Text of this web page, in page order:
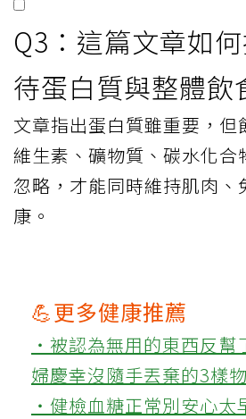
Q3：這篇文章如
待蛋白質與整體飲
文章指出蛋白質雖重要，但
維生素、礦物質、碳水化合
忽略，才能同時維持肌肉、
康。
💪更多健康推薦
‧被認為無用的東西反幫
婦慶幸沒隨手丟棄的3樣
‧健檢血糖正常別安心太